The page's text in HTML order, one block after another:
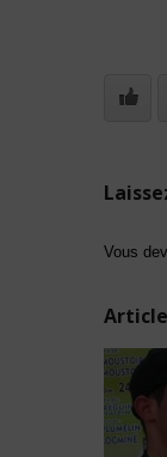
Vous